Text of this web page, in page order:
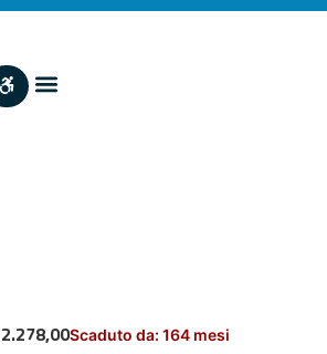
Scaduto da: 164 mesi